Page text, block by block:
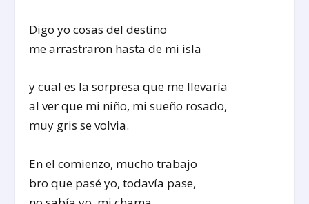
Digo yo cosas del destino
me arrastraron hasta de mi isla
y cual es la sorpresa que me llevaría
al ver que mi niño, mi sueño rosado,
muy gris se volvia.
En el comienzo, mucho trabajo
bro que pasé yo, todavía pase,